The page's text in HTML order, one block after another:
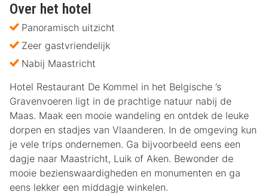
Over het hotel
Panoramisch uitzicht
Zeer gastvriendelijk
Nabij Maastricht
Hotel Restaurant De Kommel in het Belgische ’s
Gravenvoeren ligt in de prachtige natuur nabij de
Maas. Maak een mooie wandeling en ontdek de leuke
dorpen en stadjes van Vlaanderen. In de omgeving kun
je vele trips ondernemen. Ga bijvoorbeeld eens een
dagje naar Maastricht, Luik of Aken. Bewonder de
mooie bezienswaardigheden en monumenten en ga
eens lekker een middagje winkelen.